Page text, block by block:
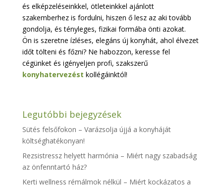
és elképzeléseinkkel, ötleteinkkel ajánlott
szakemberhez is fordulni, hiszen ő lesz az aki tovább
gondolja, és tényleges, fizikai formába önti azokat.
Ön is szeretne ízléses, elegáns új konyhát, ahol élvezet
időt tölteni és főzni? Ne habozzon, keresse fel
cégünket és igényeljen profi, szakszerű
konyhatervezést kollégáinktól!
Legutóbbi bejegyzések
Sütés felsőfokon – Varázsolja újjá a konyháját
költséghatékonyan!
Rezsistressz helyett harmónia – Miért nagy szabadság
az önfenntartó ház?
Kerti wellness rémálmok nélkül – Miért kockázatos a